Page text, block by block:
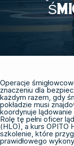
Operacje
znaczeniu dla
każdym razem, gdy
pokładzie musi
koordynuje
Rolę tę pełni oficer
(HLO), a kurs OPITO
szkolenie, które
prawidłowego